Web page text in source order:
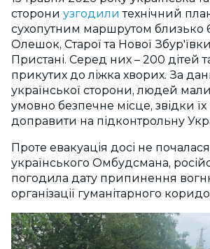
сторони узгодили технічний
сухопутним маршрутом близько
Олешок, Старої та Нової
Пристані. Серед них – 200 дітей
прикутих до ліжка хворих. За
української сторони, людей мали
умовно безпечне місце, звідки
доправити на підконтрольну
Проте евакуація досі не
українського Омбудсмана,
погодила дату припинення
організації гуманітарного